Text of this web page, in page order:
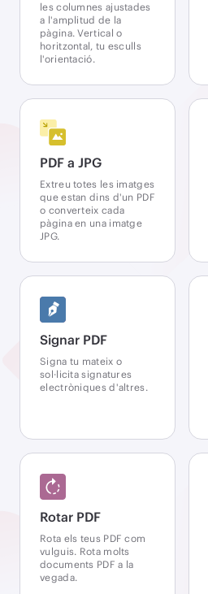
les columnes ajustades
a l'amplitud de la
pàgina. Vertical o
horitzontal, tu esculls
l'orientació.
PDF a JPG
Extreu totes les imatges
que estan dins d'un PDF
o converteix cada
pàgina en una imatge
JPG.
Signar PDF
Signa tu mateix o
sol·licita signatures
electròniques d'altres.
Rotar PDF
Rota els teus PDF com
vulguis. Rota molts
documents PDF a la
vegada.